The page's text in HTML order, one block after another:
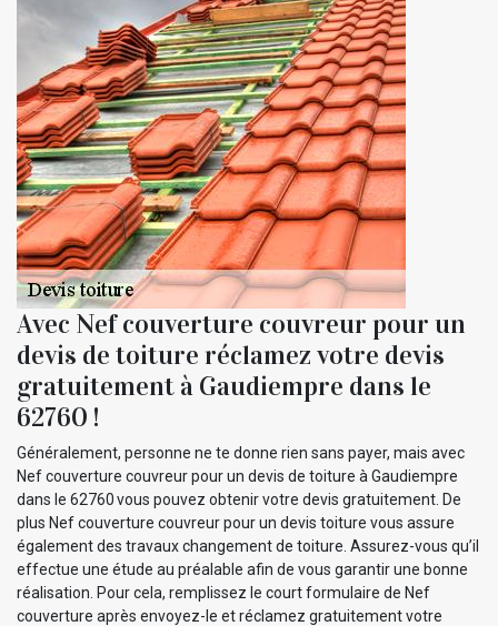
Avec Nef couverture couvreur pour un
devis de toiture réclamez votre devis
gratuitement à Gaudiempre dans le
62760 !
Généralement, personne ne te donne rien sans payer, mais avec
Nef couverture couvreur pour un devis de toiture à Gaudiempre
dans le 62760 vous pouvez obtenir votre devis gratuitement. De
plus Nef couverture couvreur pour un devis toiture vous assure
également des travaux changement de toiture. Assurez-vous qu’il
effectue une étude au préalable afin de vous garantir une bonne
réalisation. Pour cela, remplissez le court formulaire de Nef
couverture après envoyez-le et réclamez gratuitement votre